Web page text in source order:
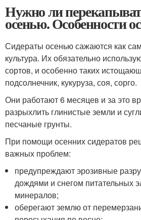
Нужно ли
осенью. Особенности
Сидераты осенью сажаются как
культура. Их обязательно
сортов, и особенно таких
подсолнечник, кукуруза, соя, сорго.
Они работают 6 месяцев и за это
разрыхлить глинистые земли и
песчаные грунты.
При помощи осенних сидератов
важных проблем:
предупреждают эрозивные
дождями и снегом питательных
минералов;
оберегают землю от